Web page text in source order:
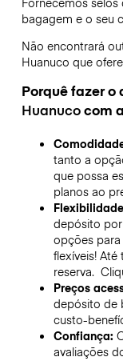
bagagem e o seu
Não encontrará
Huanuco que
Porquê fazer
Huanucocom
tanto a
que possa
planos ao
depósito por
opções
flexíveis!
reserva.
Preços
depósito de
custo-
Confiança:
avaliações